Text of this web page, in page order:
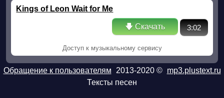
Kings of Leon Wait for Me
🡇 Скачать 3:02
Доступ к музыкальному сервису
Обращение к пользователям 2013-2020 © mp3.plustext.ru
Тексты песен